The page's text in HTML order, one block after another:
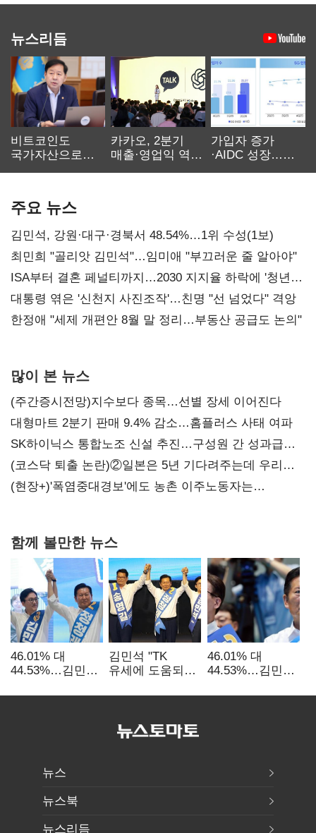
뉴스리듬
비트코인도
국가자산으로…'
카카오, 2분기
매출·영업익 역대
가입자 증가
·AIDC 성장…
주요 뉴스
김민석, 강원·대구·경북서 48.54%…1위 수성(1보)
최민희 "골리앗 김민석"…임미애 "부끄러운 줄 알아야"
ISA부터 결혼 페널티까지…2030 지지율 하락에 '청년
챙기기'
대통령 엮은 '신천지 사진조작'…친명 "선 넘었다" 격앙
한정애 "세제 개편안 8월 말 정리…부동산 공급도 논의"
많이 본 뉴스
(주간증시전망)지수보다 종목…선별 장세 이어진다
대형마트 2분기 판매 9.4% 감소…홈플러스 사태 여파
SK하이닉스 통합노조 신설 추진…구성원 간 성과급
불만 확산
(코스닥 퇴출 논란)②일본은 5년 기다려주는데 우리는
당장 퇴출?…시간만으론 부족한 코스닥 구하기
(현장+)'폭염중대경보'에도 농촌 이주노동자는
함께 볼만한 뉴스
46.01% 대
44.53%…김민석·
'초박빙'(종합
김민석 "TK
유세에 도움되는
"벌써 대표된 양
46.01% 대
44.53%…김민석·
'초박빙'(종합)
뉴스
뉴스북
뉴스리듬